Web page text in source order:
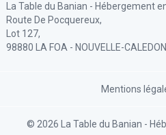
La Table du Banian - Hébergement
Route De Pocquereux,
Lot 127,
98880 LA FOA - NOUVELLE-
Mentions
© 2026 La Table du Banian -